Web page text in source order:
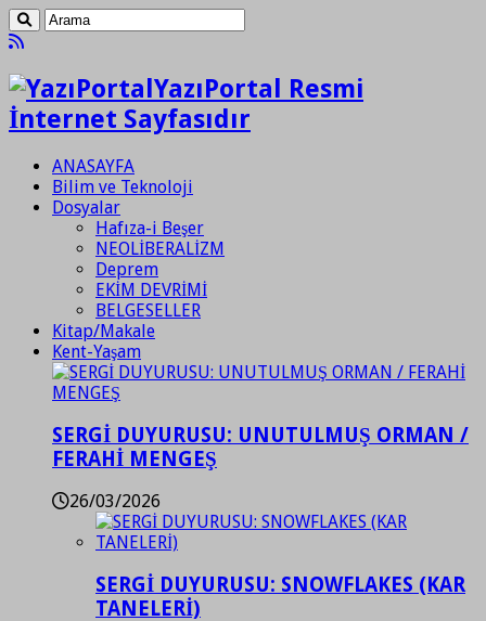
YazıPortal Resmi
İnternet Sayfasıdır
ANASAYFA
Bilim ve Teknoloji
Dosyalar
Hafıza-i Beşer
NEOLİBERALİZM
Deprem
EKİM DEVRİMİ
BELGESELLER
Kitap/Makale
Kent-Yaşam
SERGİ DUYURUSU: UNUTULMUŞ ORMAN /
FERAHİ MENGEŞ
26/03/2026
SERGİ DUYURUSU: SNOWFLAKES (KAR
TANELERİ)